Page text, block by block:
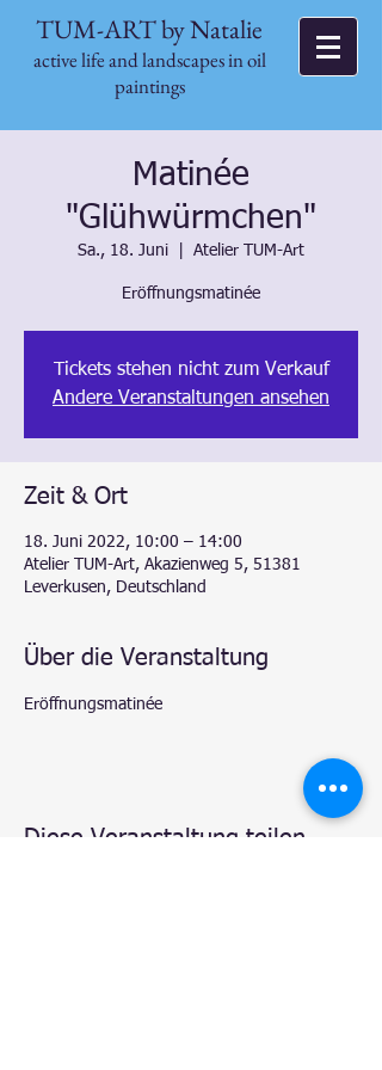
TUM-ART by Natalie
active life and landscapes in oil
paintings
Matinée
"Glühwürmchen"
Sa., 18. Juni Atelier TUM-Art
Eröffnungsmatinée
Tickets stehen nicht zum Verkauf
Andere Veranstaltungen ansehen
Zeit & Ort
18. Juni 2022, 10:00 – 14:00
Atelier TUM-Art, Akazienweg 5, 51381
Leverkusen, Deutschland
Über die Veranstaltung
Eröffnungsmatinée
Diese Veranstaltung teilen